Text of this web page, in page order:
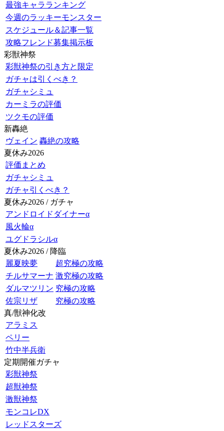
最強キャラランキング
今週のラッキーモンスター
スケジュール＆記事一覧
攻略フレンド募集掲示板
彩獣神祭
彩獣神祭の引き方と限定
ガチャは引くべき？
ガチャシミュ
カーミラの評価
ツクモの評価
新轟絶
ヴェイン 轟絶の攻略
夏休み2026
評価まとめ
ガチャシミュ
ガチャ引くべき？
夏休み2026 / ガチャ
アンドロイドダイナーα
風火輪α
ユグドラシルα
夏休み2026 / 降臨
麗夏映夢
超究極の攻略
チルサマーナ 激究極の攻略
ダルマツリン 究極の攻略
佐宗リザ
究極の攻略
真/獣神化改
アラミス
ペリー
竹中半兵衛
定期開催ガチャ
彩獣神祭
超獣神祭
激獣神祭
モンコレDX
レッドスターズ